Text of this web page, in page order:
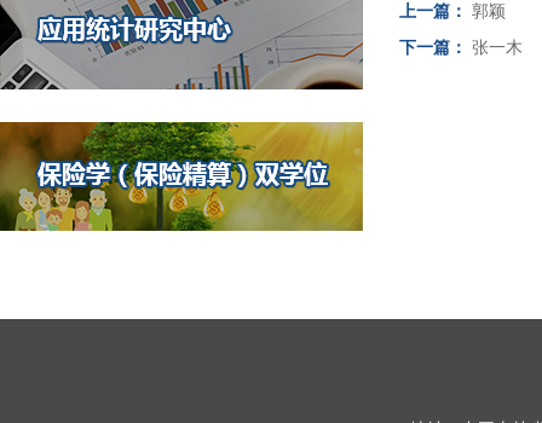
上一篇： 郭颖
下一篇： 张一木